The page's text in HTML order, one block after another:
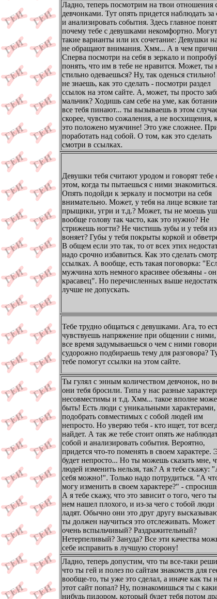
Ладно, теперь посмотрим на твои отношения
девчонками. Тут опять придется наблюдать за
и анализировать события. Здесь главное
почему тебе с девушками некомфортно.
такие варианты или их сочетание: Девушки
не обращают внимания. Хмм... А в чем
Сперва посмотри на себя в зеркало и
понять, что им в тебе не нравится. Может, ты
стильно одеваешься? Ну, так оденься
не знаешь, как это сделать - посмотри раздел
ссылок на этом сайте. А, может, ты просто
мальчик? Ходишь сам себе на уме, как
все тебя пинают... ты вызываешь в этом
скорее, чувство сожаления, а не восхищения,
это положено мужчине! Это уже сложнее.
поработать над собой. О том, как это сделать
смотри в ссылках.
Девушки тебя считают уродом и говорят тебе
этом, когда ты пытаешься с ними знакомиться.
Опять подойди к зеркалу и посмотри на себя
внимательно. Может, у тебя на лице всякие
прыщики, угри и т.д.? Может, ты не моешь
вообще голову так часто, как это нужно? Не
стрижешь ногти? Не чистишь зубы и у тебя
воняет? Губы у тебя покрыты коркой и
В общем если это так, то от всех этих
надо срочно избавиться. Как это сделать
ссылках. А вообще, есть такая поговорка:
мужчина хоть немного красивее обезьяны -
красавец". Но перечисленных выше
лучше не допускать.
Тебе трудно общаться с девушками. Ага, то
чувствуешь напряжение при общении с
все время задумываешься о чем с ними
судорожно подбираешь тему для разговора?
тебе помогут ссылки на этом сайте.
Ты гулял с энным количеством девчонок, но
они тебя бросили. Типа у нас разные
несовместимы и т.д. Хмм... такое вполне
быть! Есть люди с уникальными
подобрать совместимых с собой людей им
непросто. Но уверяю тебя - кто ищет, тот
найдет. А так же тебе стоит опять же
собой и анализировать события. Вероятно,
придется что-то поменять в своем характере.
будет непросто... Но ты можешь сказать мне,
людей изменить нельзя, так? А я тебе скажу:
себя можно!". Только надо потрудиться. "А
могу изменить в своем характере?" -
А я тебе скажу, что это зависит о того, чего
нем нашел плохого, и из-за чего с тобой люди
ладят. Обычно они это друг другу
ты должен научиться это отслеживать.
очень вспыльчивый? Раздражительный?
Нетерпеливый? Зануда? Все эти качества
себе исправить в лучшую сторону!
Ладно, теперь допустим, что ты все-таки
что ты гей и полез по сайтам знакомств для
вообще-то, ты уже это сделал, а иначе как ты
этот сайт попал? Ну, познакомишься ты с
нибудь пидором, который будет тебя потом